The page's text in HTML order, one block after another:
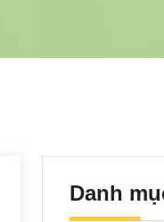
Danh